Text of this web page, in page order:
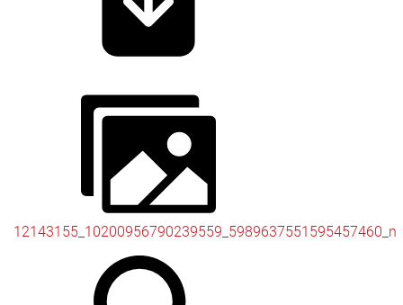
12143155_10200956790239559_5989637551595457460_n